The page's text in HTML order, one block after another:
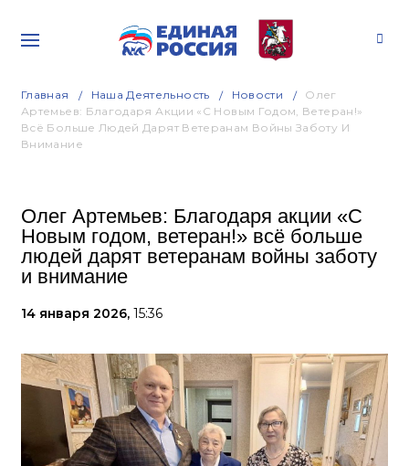
Главная Наша Деятельность Новости
Олег
Артемьев: Благодаря Акции «С Новым Годом, Ветеран!»
Всё Больше Людей Дарят Ветеранам Войны Заботу И
Внимание
Олег Артемьев: Благодаря акции «С
Новым годом, ветеран!» всё больше
людей дарят ветеранам войны заботу
и внимание
14 января 2026, 15:36